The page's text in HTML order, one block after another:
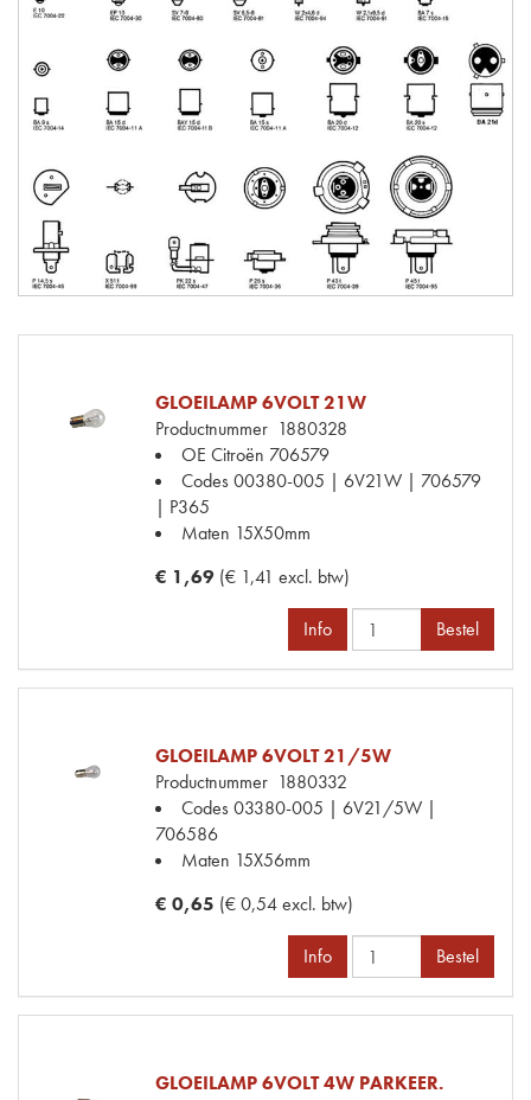
GLOEILAMP 6VOLT 21W
Productnummer 1880328
OE Citroën 706579
Codes00380-005 | 6V21W | 706579
| P365
Maten 15X50mm
€ 1,69 (€ 1,41 excl. btw)
Info Bestel
GLOEILAMP 6VOLT 21/5W
Productnummer 1880332
Codes03380-005 | 6V21/5W |
706586
Maten 15X56mm
€ 0,65 (€ 0,54 excl. btw)
Info Bestel
GLOEILAMP 6VOLT 4W PARKEER.